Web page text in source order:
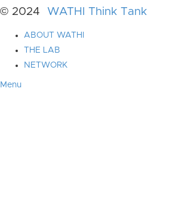
© 2024 WATHI Think Tank
ABOUT WATHI
THE LAB
NETWORK
Menu